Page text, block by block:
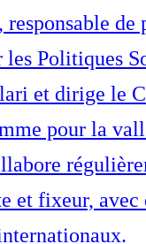
de
Politiques
et dirige le
pour la
et fixeur, avec